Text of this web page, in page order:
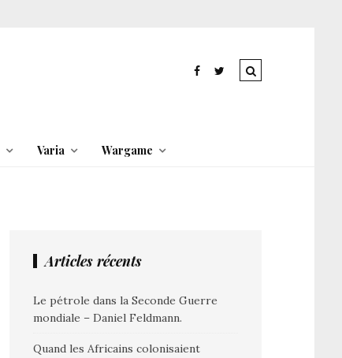
Varia Wargame
Articles récents
Le pétrole dans la Seconde Guerre
mondiale – Daniel Feldmann.
Quand les Africains colonisaient